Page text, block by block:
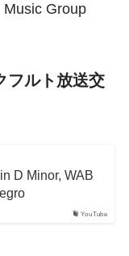
Music Group
ルト放送交
YouTube
D Minor, WAB